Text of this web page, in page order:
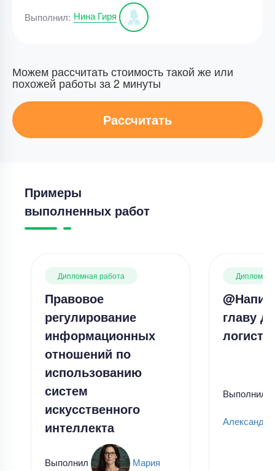
Выполнил: Нина Гиря
Можем рассчитать стоимость такой же или
похожей работы за 2 минуты
Рассчитать
Примеры
выполненных работ
Дипломная работа
Правовое
регулирование
информационных
отношений по
использованию
систем
искусственного
интеллекта
Выполнил Мария
главу
Выполнил
Александр